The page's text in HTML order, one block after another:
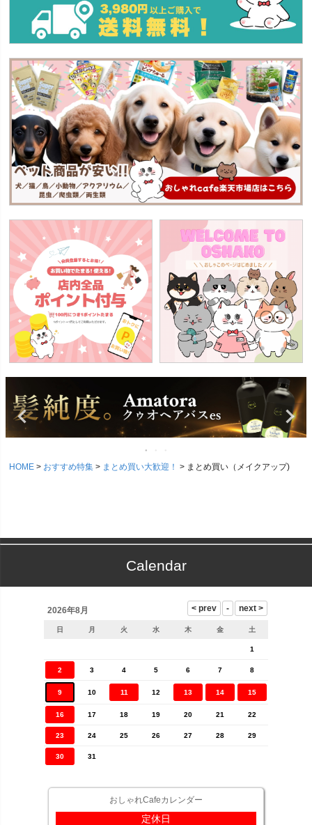
HOME おすすめ特集 まとめ買い大歓迎！ まとめ買い（メイクアップ)
Calendar
2026年8月
日 月 火 水 木 金 土
1
2 3 4 5 6 7 8
9 10 11 12 13 14 15
16 17 18 19 20 21 22
23 24 25 26 27 28 29
30 31
おしゃれCafeカレンダー
定休日